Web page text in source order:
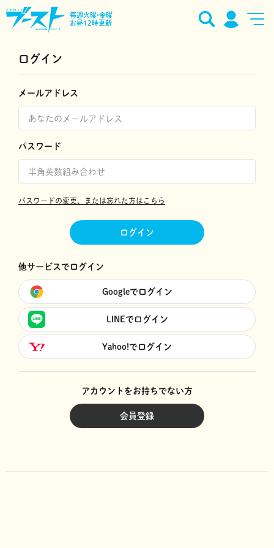
毎週火曜•金曜
お昼12時更新
ログイン
メールアドレス
パスワード
パスワードの変更、または忘れた方はこちら
ログイン
他サービスでログイン
Googleでログイン
LINEでログイン
Yahoo!でログイン
アカウントをお持ちでない方
会員登録